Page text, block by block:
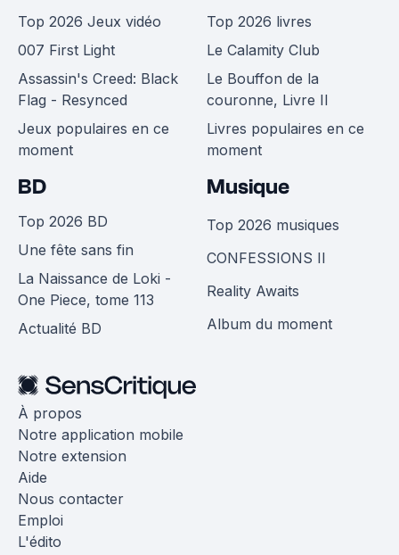
Top 2026 Jeux vidéo
007 First Light
Assassin's Creed: Black
Flag - Resynced
Jeux populaires en ce
moment
Top 2026 livres
Le Calamity Club
Le Bouffon de la
couronne, Livre II
Livres populaires en ce
moment
BD
Top 2026 BD
Une fête sans fin
La Naissance de Loki -
One Piece, tome 113
Actualité BD
Musique
Top 2026 musiques
CONFESSIONS II
Reality Awaits
Album du moment
À propos
Notre application mobile
Notre extension
Aide
Nous contacter
Emploi
L'édito